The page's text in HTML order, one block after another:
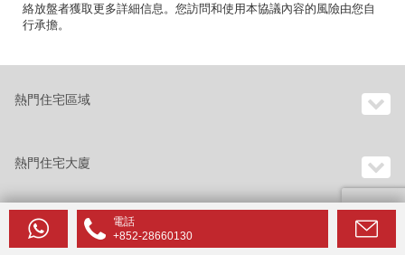
絡放盤者獲取更多詳細信息。您訪問和使用本協議內容的風險由您自
行承擔。
電話
+852-28660130
熱門住宅區域
熱門住宅大廈
香港樓宇目錄